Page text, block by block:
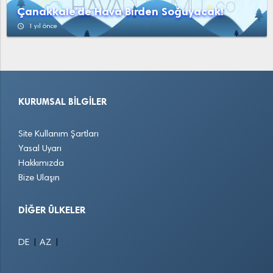
Çanakkale'de Hava Birden Soğuyacak!
access_time 1 yıl önce
KURUMSAL BILGILER
Site Kullanım Şartları
Yasal Uyarı
Hakkımızda
Bize Ulaşın
DIĞER ÜLKELER
DE AZ